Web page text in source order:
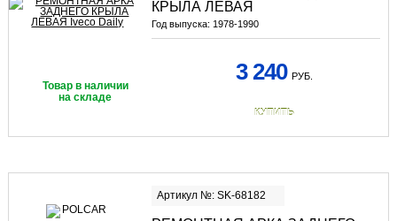
КРЫЛА ЛЕВАЯ
Год выпуска: 1978-1990
Товар в наличии
на складе
3 240 РУБ.
КУПИТЬ
Артикул №: SK-68182